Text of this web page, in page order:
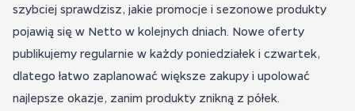
szybciej sprawdzisz, jakie promocje i sezonowe produkty
pojawią się w Netto w kolejnych dniach. Nowe oferty
publikujemy regularnie w każdy poniedziałek i czwartek,
dlatego łatwo zaplanować większe zakupy i upolować
najlepsze okazje, zanim produkty znikną z półek.